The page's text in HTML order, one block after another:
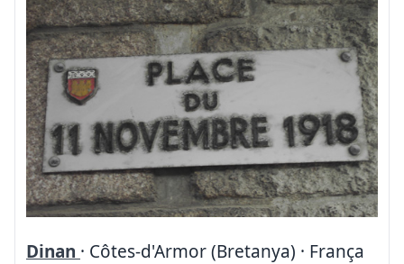
Dinan · Côtes-d'Armor (Bretanya) · França